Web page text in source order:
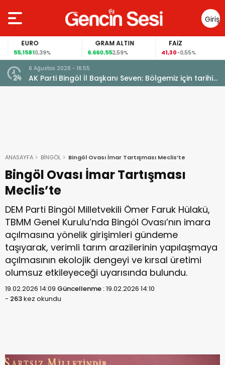
Giriş
Yap
EURO
55,15810,39%
GRAM ALTIN
6.660,552,59%
FAİZ
41,30-0,55%
6 Ağustos 2026 - 16:55
AK Parti Bingöl İl Başkanı Seven: Bölgemiz için tarihi
fırsat pencereleri açılıyor
ANASAYFA BİNGÖL Bingöl Ovası İmar Tartışması Meclis’te
Bingöl Ovası İmar Tartışması
Meclis’te
DEM Parti Bingöl Milletvekili Ömer Faruk Hülakü,
TBMM Genel Kurulu’nda Bingöl Ovası’nın imara
açılmasına yönelik girişimleri gündeme
taşıyarak, verimli tarım arazilerinin yapılaşmaya
açılmasının ekolojik dengeyi ve kırsal üretimi
olumsuz etkileyeceği uyarısında bulundu.
19.02.2026 14:09 Güncellenme :19.02.2026 14:10
- 263kez okundu